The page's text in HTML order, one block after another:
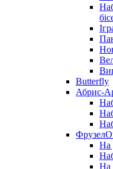
Butterfly
Абрис-
На
На